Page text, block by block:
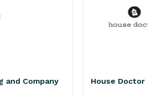
and Company House Doctor